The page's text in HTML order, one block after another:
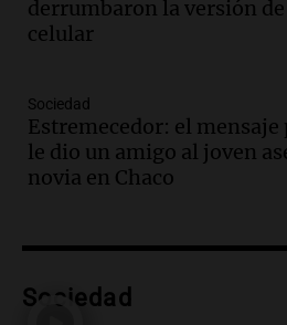
Viva la Radio Rosario
Episodios
por la Ley de Tierras:
relato mentiroso"
Informados al regreso
Episodios
y actividades
Episodios
derrumbaron la versión
celular
Sociedad
Estremecedor: el
le dio un amigo al joven
novia en Chaco
Sociedad